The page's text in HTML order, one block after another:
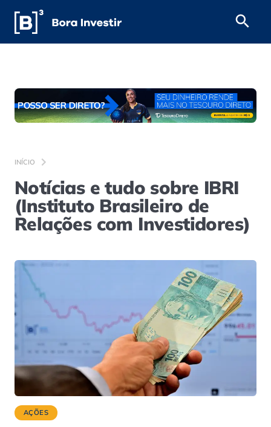
INÍCIO
Notícias e tudo sobre IBRI
(Instituto Brasileiro de
Relações com Investidores)
AÇÕES